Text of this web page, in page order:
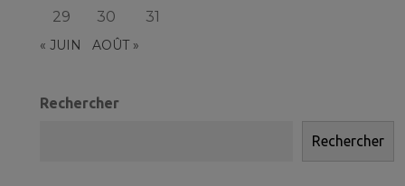
29
30 31
« JUIN AOÛT »
Rechercher
Rechercher